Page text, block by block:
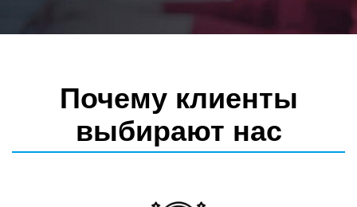
Почему клиенты
выбирают нас